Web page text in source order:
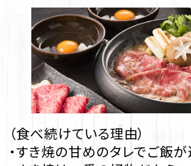
（食べ続けている理由）
・すき焼の甘めのタレでご飯が